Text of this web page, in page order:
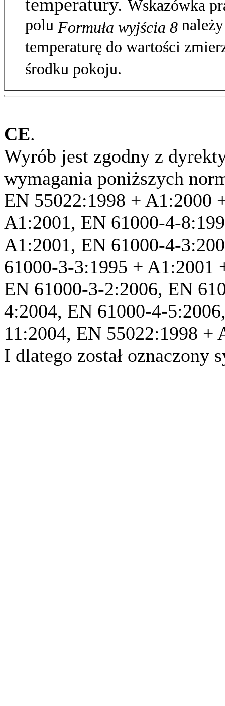
Wskazówka
polu Formuła wyjścia 8
temperaturę do wartości
środku pokoju.
CE.
Wyrób jest zgodny z
wymagania poniższych
EN 55022:1998 + A1:2000
A1:2001, EN 61000-4-
A1:2001, EN 61000-4-
61000-3-3:1995 + A1:2001
EN 61000-3-2:2006, EN
4:2004, EN 61000-4-
11:2004, EN 55022:1998 +
I dlatego został oznaczony